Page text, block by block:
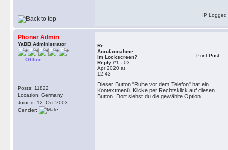
IP Logged
Phoner Admin
YaBB Administrator
Offline
Posts: 11822
Location: Germany
Joined: 12. Oct 2003
Gender:
Re:
Anrufannahme
im Lockscreen?
Reply #1 - 03.
Apr 2020 at
12:43
Print Post
Dieser Button "Ruhe vor dem Telefon" hat ein
Kontextmenü. Klicke per Rechtsklick auf diesen
Button. Dort siehst du die gewählte Option.